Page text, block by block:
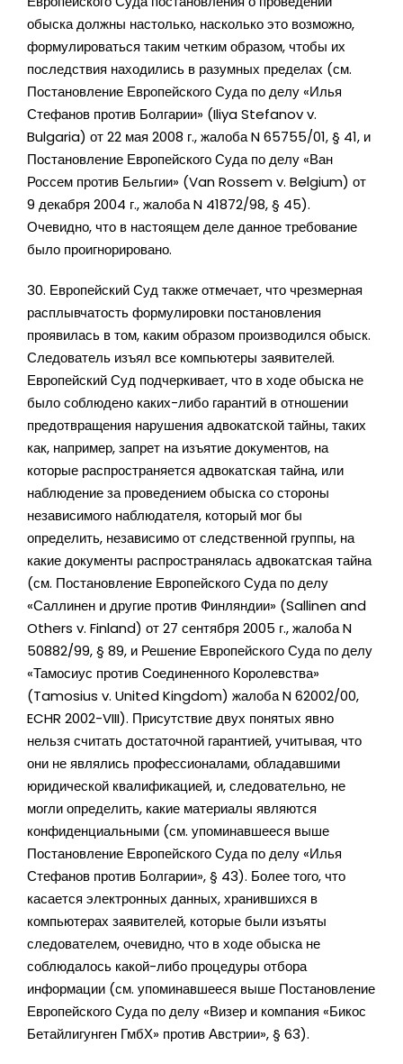
обыска должны настолько, насколько это возможно,
формулироваться таким четким образом, чтобы их
последствия находились в разумных пределах (см.
Постановление Европейского Суда по делу «Илья
Стефанов против Болгарии» (Iliya Stefanov v.
Bulgaria) от 22 мая 2008 г., жалоба N 65755/01, § 41, и
Постановление Европейского Суда по делу «Ван
Россем против Бельгии» (Van Rossem v. Belgium) от
9 декабря 2004 г., жалоба N 41872/98, § 45).
Очевидно, что в настоящем деле данное требование
было проигнорировано.
30. Европейский Суд также отмечает, что чрезмерная
расплывчатость формулировки постановления
проявилась в том, каким образом производился обыск.
Следователь изъял все компьютеры заявителей.
Европейский Суд подчеркивает, что в ходе обыска не
было соблюдено каких-либо гарантий в отношении
предотвращения нарушения адвокатской тайны, таких
как, например, запрет на изъятие документов, на
которые распространяется адвокатская тайна, или
наблюдение за проведением обыска со стороны
независимого наблюдателя, который мог бы
определить, независимо от следственной группы, на
какие документы распространялась адвокатская тайна
(см. Постановление Европейского Суда по делу
«Саллинен и другие против Финляндии» (Sallinen and
Others v. Finland) от 27 сентября 2005 г., жалоба N
50882/99, § 89, и Решение Европейского Суда по делу
«Тамосиус против Соединенного Королевства»
(Tamosius v. United Kingdom) жалоба N 62002/00,
ECHR 2002-VIII). Присутствие двух понятых явно
нельзя считать достаточной гарантией, учитывая, что
они не являлись профессионалами, обладавшими
юридической квалификацией, и, следовательно, не
могли определить, какие материалы являются
конфиденциальными (см. упоминавшееся выше
Постановление Европейского Суда по делу «Илья
Стефанов против Болгарии», § 43). Более того, что
касается электронных данных, хранившихся в
компьютерах заявителей, которые были изъяты
следователем, очевидно, что в ходе обыска не
соблюдалось какой-либо процедуры отбора
информации (см. упоминавшееся выше Постановление
Европейского Суда по делу «Визер и компания «Бикос
Бетайлигунген ГмбХ» против Австрии», § 63).